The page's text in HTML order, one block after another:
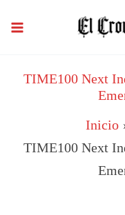
TIME100 Next
Inicio
TIME100 Next